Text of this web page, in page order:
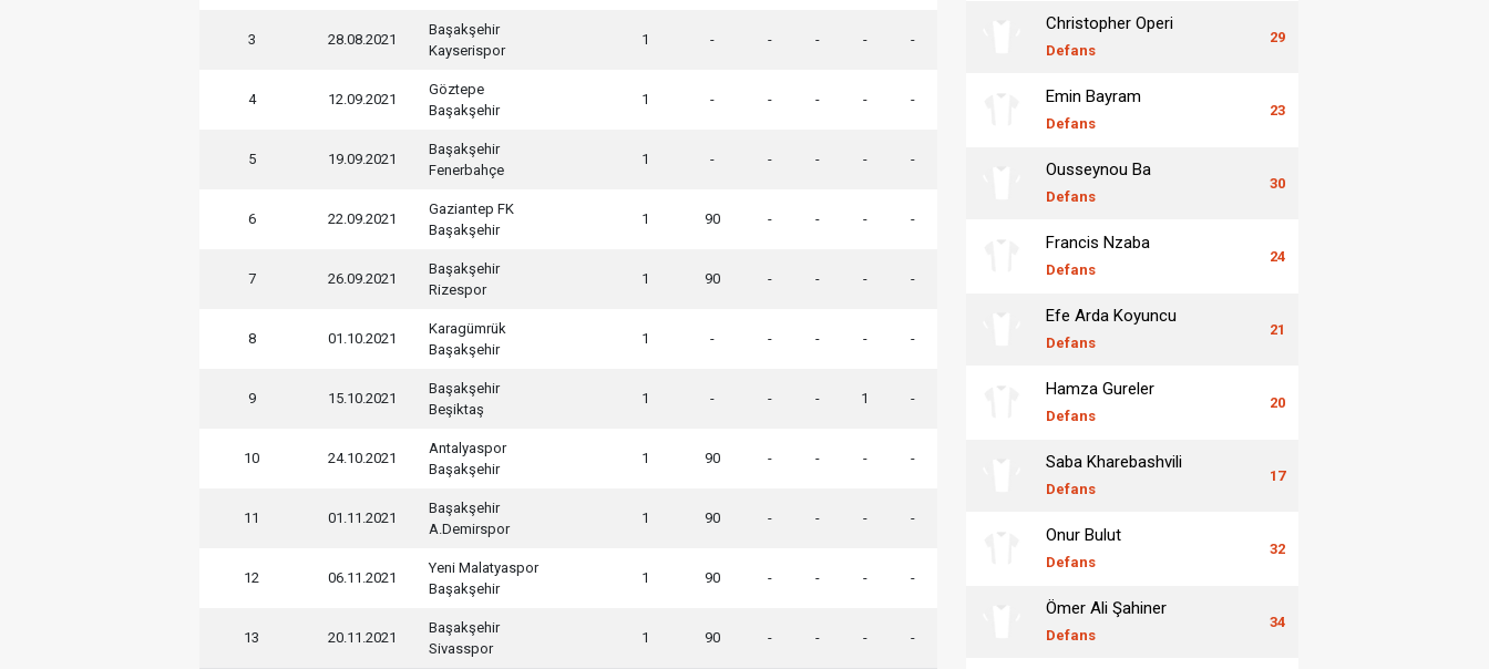
3 28.08.2021
Başakşehir
Kayserispor
1 - - - - -
4 12.09.2021
Göztepe
Başakşehir
1 - - - - -
5 19.09.2021
Başakşehir
Fenerbahçe
1 - - - - -
6 22.09.2021
Gaziantep FK
Başakşehir
1 90 - - - -
7 26.09.2021
Başakşehir
Rizespor
1 90 - - - -
8 01.10.2021
Karagümrük
Başakşehir
1 - - - - -
9 15.10.2021
Başakşehir
Beşiktaş
1 - - - 1 -
10 24.10.2021
Antalyaspor
Başakşehir
1 90 - - - -
11 01.11.2021
Başakşehir
A.Demirspor
1 90 - - - -
12 06.11.2021
Yeni Malatyaspor
Başakşehir
1 90 - - - -
13 20.11.2021
Başakşehir
Sivasspor
1 90 - - - -
Christopher Operi
Defans
29
Emin Bayram
Defans
23
Ousseynou Ba
Defans
30
Francis Nzaba
Defans
24
Efe Arda Koyuncu
Defans
21
Hamza Gureler
Defans
20
Saba Kharebashvili
Defans
17
Onur Bulut
Defans
32
Ömer Ali Şahiner
Defans
34